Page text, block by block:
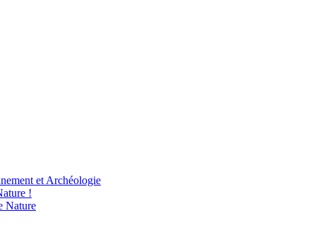
et Archéologie
!
Nature